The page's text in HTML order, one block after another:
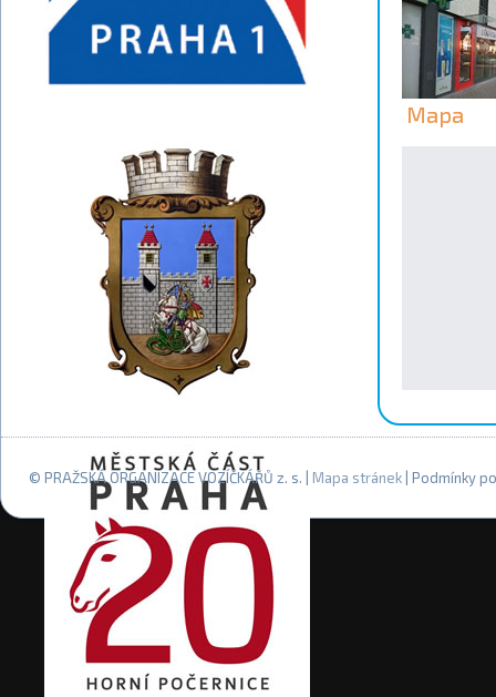
Mapa
© PRAŽSKÁ ORGANIZACE VOZÍČKÁŘŮ z. s. | Mapa stránek | Podmínky